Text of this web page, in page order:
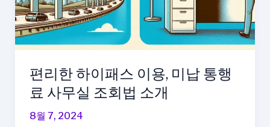
편리한 하이패스 이용, 미납 통행
료 사무실 조회법 소개
8월 7, 2024